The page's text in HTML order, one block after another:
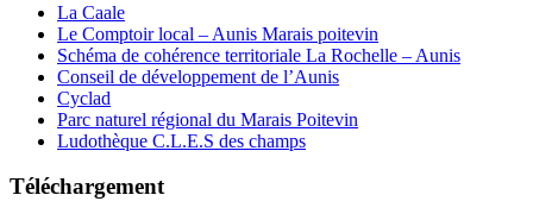
La Caale
Le Comptoir local – Aunis Marais poitevin
Schéma de cohérence territoriale La Rochelle – Aunis
Conseil de développement de l’Aunis
Cyclad
Parc naturel régional du Marais Poitevin
Ludothèque C.L.E.S des champs
Téléchargement